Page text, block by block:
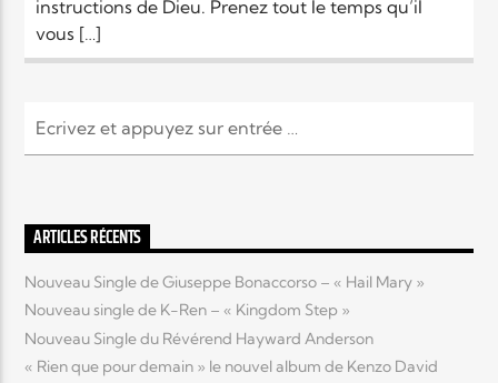
Elyon Kids
instructions de Dieu. Prenez tout le temps qu’il
vous […]
ARTICLES RÉCENTS
Nouveau Single de Giuseppe Bonaccorso – « Hail Mary »
Nouveau single de K-Ren – « Kingdom Step »
Nouveau Single du Révérend Hayward Anderson
« Rien que pour demain » le nouvel album de Kenzo David